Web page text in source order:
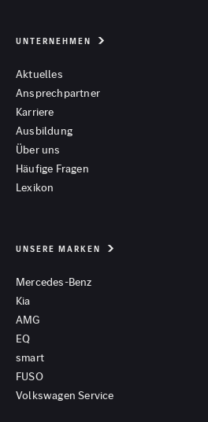
UNTERNEHMEN
Aktuelles
Ansprechpartner
Karriere
Ausbildung
Über uns
Häufige Fragen
Lexikon
UNSERE MARKEN
Mercedes-Benz
Kia
AMG
EQ
smart
FUSO
Volkswagen Service